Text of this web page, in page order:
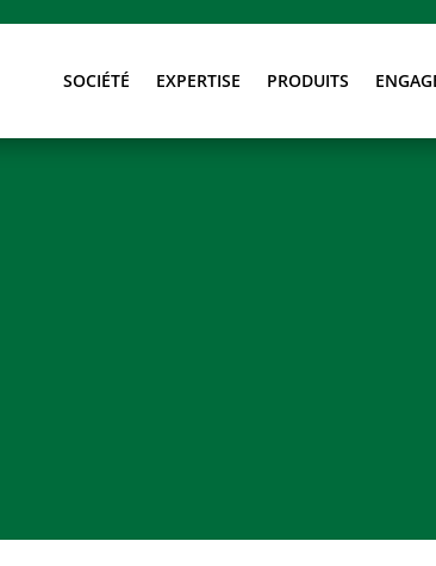
SOCIÉTÉ EXPERTISE PRODUITS